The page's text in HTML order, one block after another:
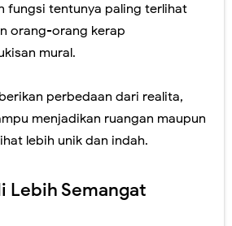
fungsi tentunya paling terlihat
orang-orang kerap
mural.
perbedaan dari realita,
menjadikan ruangan maupun
lebih unik dan indah.
Lebih Semangat